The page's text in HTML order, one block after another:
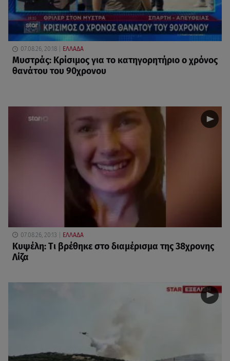
07.08.26, 20:18 ΕΛΛΑΔΑ
Μυστράς: Κρίσιμος για το κατηγορητήριο ο χρόνος
θανάτου του 90χρονου
07.08.26, 20:13 ΕΛΛΑΔΑ
Κυψέλη: Tι βρέθηκε στο διαμέρισμα της 38χρονης
Λίζα